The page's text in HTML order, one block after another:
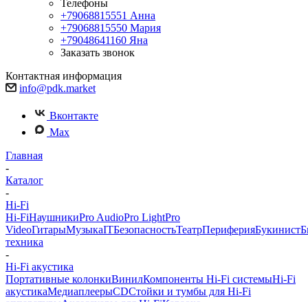
Телефоны
+79068815551 Анна
+79068815550 Мария
+79048641160 Яна
Заказать звонок
Контактная информация
info@pdk.market
Вконтакте
Max
Главная
-
Каталог
-
Hi-Fi
Hi-FiНаушникиPro AudioPro LightPro
VideoГитарыМузыкаITБезопасностьТеатрПериферияБукинист
техника
-
Hi-Fi акустика
Портативные колонкиВинилКомпоненты Hi-Fi системыHi-Fi
акустикаМедиаплеерыCDСтойки и тумбы для Hi-Fi